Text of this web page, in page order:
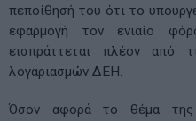
πεποίθησή του ότι το
εφαρμογή τον ενιαίο
εισπράττεται πλέον
λογαριασμών ΔΕΗ.
Όσον αφορά το θέμα της